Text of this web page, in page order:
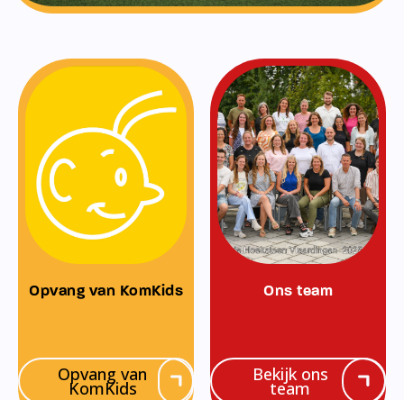
Opvang van KomKids
Opvang van
KomKids
Ons team
Bekijk ons
team